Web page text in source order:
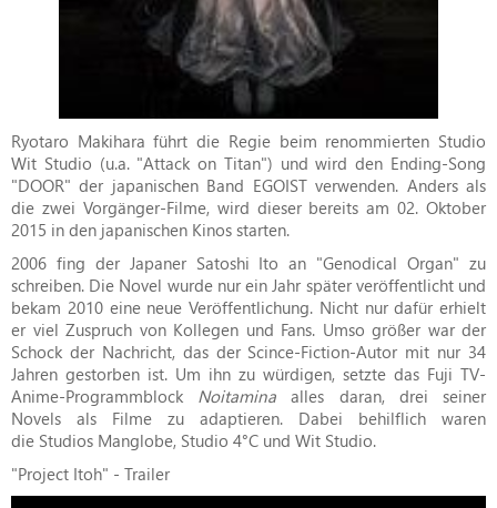
Ryotaro Makihara führt die Regie beim renommierten Studio
Wit Studio (u.a. "Attack on Titan") und wird den Ending-Song
"DOOR" der japanischen Band EGOIST verwenden. Anders als
die zwei Vorgänger-Filme, wird dieser bereits am 02. Oktober
2015 in den japanischen Kinos starten.
2006 fing der Japaner Satoshi Ito an "Genodical Organ" zu
schreiben. Die Novel wurde nur ein Jahr später veröffentlicht und
bekam 2010 eine neue Veröffentlichung. Nicht nur dafür erhielt
er viel Zuspruch von Kollegen und Fans. Umso größer war der
Schock der Nachricht, das der Scince-Fiction-Autor mit nur 34
Jahren gestorben ist. Um ihn zu würdigen, setzte das Fuji TV-
Anime-Programmblock Noitamina alles daran, drei seiner
Novels als Filme zu adaptieren. Dabei behilflich waren
die Studios Manglobe, Studio 4°C und Wit Studio.
"Project Itoh" - Trailer